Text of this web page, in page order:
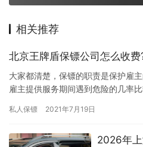
相关推荐
北京王牌盾保镖公司怎么收
大家都清楚，保镖的职责是保护雇
雇主提供服务期间遇到危险的几率
很贵…
私人保镖 2021年7月19日
2026年